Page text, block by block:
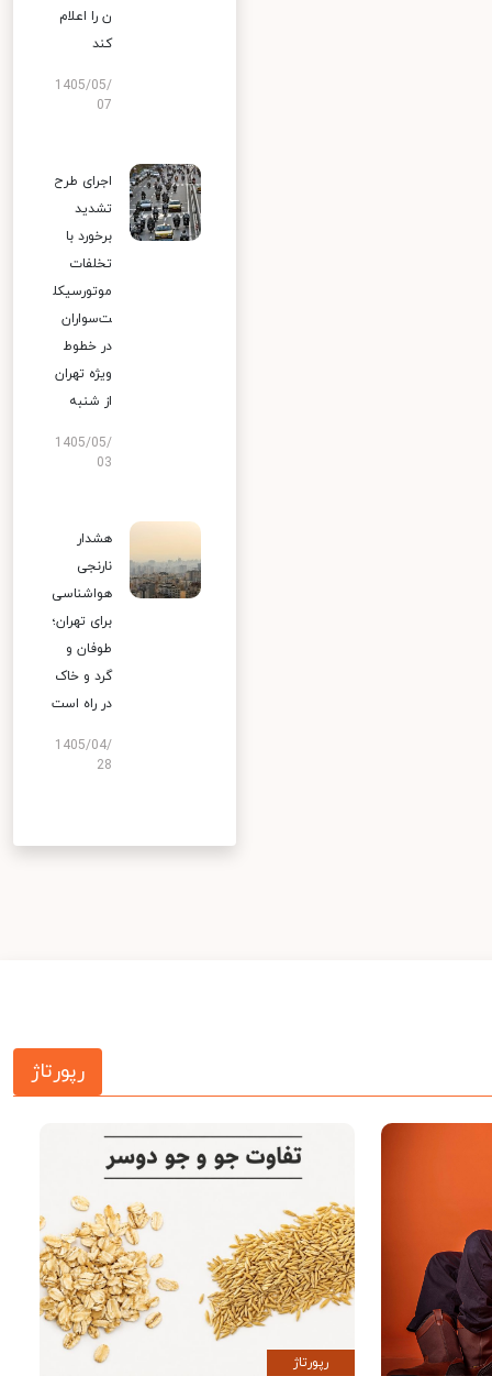
ن را اعلام
کند
1405/05/
07
اجرای طرح
تشدید
برخورد با
تخلفات
موتورسیکل
ت‌سواران
در خطوط
ویژه تهران
از شنبه
1405/05/
03
هشدار
نارنجی
هواشناسی
برای تهران؛
طوفان و
گرد و خاک
در راه است
1405/04/
28
رپورتاژ
رپورتاژ